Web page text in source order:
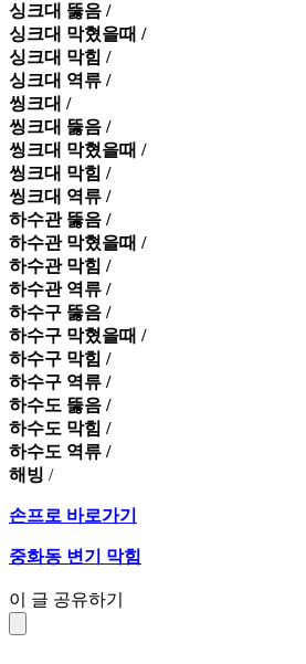
싱크대 뚫음 /
싱크대 막혔을때 /
싱크대 막힘 /
싱크대 역류 /
씽크대 /
씽크대 뚫음 /
씽크대 막혔을때 /
씽크대 막힘 /
씽크대 역류 /
하수관 뚫음 /
하수관 막혔을때 /
하수관 막힘 /
하수관 역류 /
하수구 뚫음 /
하수구 막혔을때 /
하수구 막힘 /
하수구 역류 /
하수도 뚫음 /
하수도 막힘 /
하수도 역류 /
해빙 /
손프로 바로가기
중화동 변기 막힘
이 글 공유하기